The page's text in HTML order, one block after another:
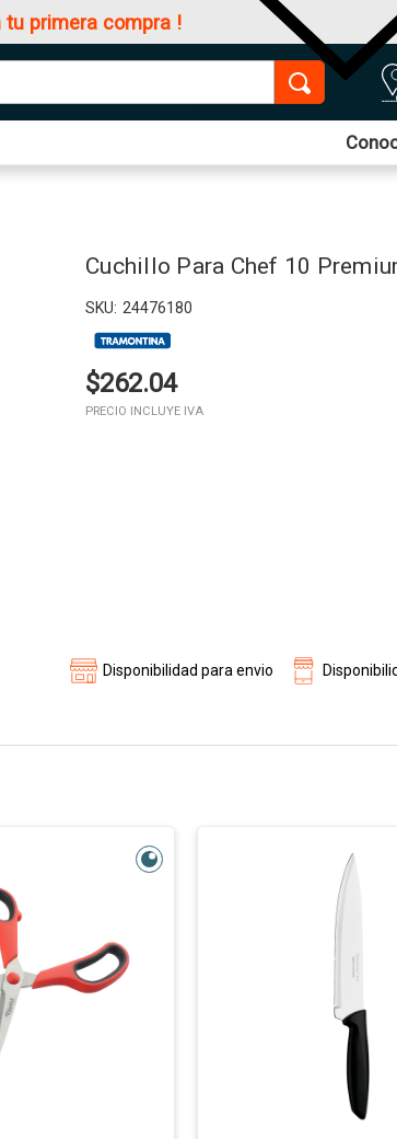
tu primera compra !
Cuchillo Para Chef 10
SKU: 24476180
$262.04
PRECIO INCLUYE IVA
Disponibilidad para envio